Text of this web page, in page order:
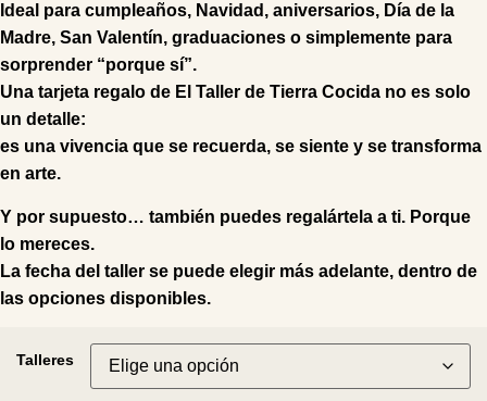
Ideal para cumpleaños, Navidad, aniversarios, Día de la
Madre, San Valentín, graduaciones o simplemente para
sorprender “porque sí”.
Una tarjeta regalo de El Taller de Tierra Cocida no es solo
un detalle:
es una vivencia que se recuerda, se siente y se transforma
en arte.
Y por supuesto… también puedes regalártela a ti. Porque
lo mereces.
La fecha del taller se puede elegir más adelante, dentro de
las opciones disponibles.
Talleres